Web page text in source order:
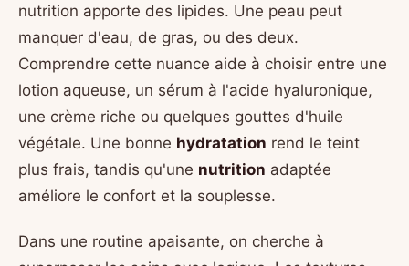
nutrition apporte des lipides. Une peau peut
manquer d'eau, de gras, ou des deux.
Comprendre cette nuance aide à choisir entre une
lotion aqueuse, un sérum à l'acide hyaluronique,
une crème riche ou quelques gouttes d'huile
végétale. Une bonne hydratation rend le teint
plus frais, tandis qu'une nutrition adaptée
améliore le confort et la souplesse.
Dans une routine apaisante, on cherche à